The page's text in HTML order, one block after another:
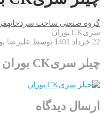
گروه صنعتی ساخت سردخانه
سریCK بوران
22 خرداد 1401
توسط علیرضا
چیلر سریCK بوران
ارسال دیدگاه